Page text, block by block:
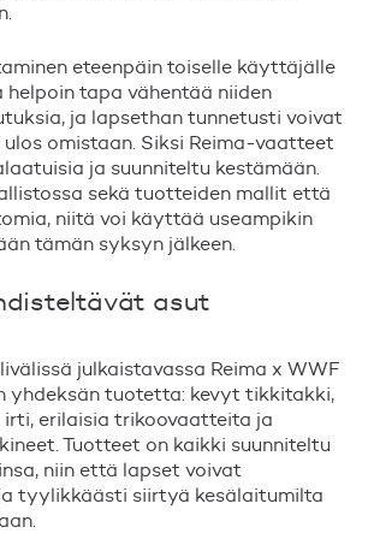
eteenpäin toiselle käyttäjälle
helpoin tapa vähentää niiden
ja lapsethan tunnetusti voivat
ulos omistaan. Siksi Reima-vaatteet
ja suunniteltu kestämään.
sekä tuotteiden mallit että
niitä voi käyttää useampikin
än tämän syksyn jälkeen.
ävät asut
älissä julkaistavassa Reima x WWF
yhdeksän tuotetta: kevyt tikkitakki,
irti, erilaisia trikoovaatteita ja
Tuotteet on kaikki suunniteltu
niin että lapset voivat
tyylikkäästi siirtyä kesälaitumilta